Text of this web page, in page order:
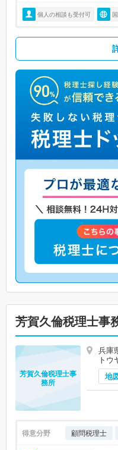
個人の相談も受付可
芳賀久倫税理士事
兵庫
トウ
地
芳賀久倫税理士事
務所
得意分野 顧問税理士